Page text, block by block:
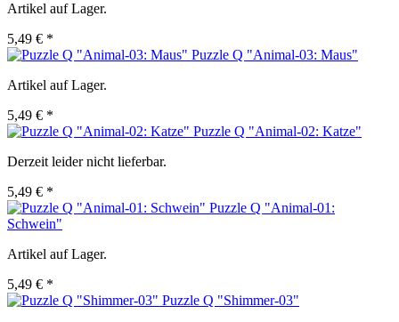
Artikel auf Lager.
5,49 € *
Puzzle Q "Animal-03: Maus"
Artikel auf Lager.
5,49 € *
Puzzle Q "Animal-02: Katze"
Derzeit leider nicht lieferbar.
5,49 € *
Puzzle Q "Animal-01:
Schwein"
Artikel auf Lager.
5,49 € *
Puzzle Q "Shimmer-03"